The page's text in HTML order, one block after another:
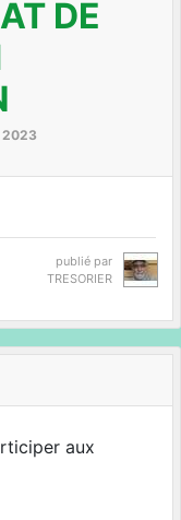
DE
2023
publié par
TRESORIER
aux